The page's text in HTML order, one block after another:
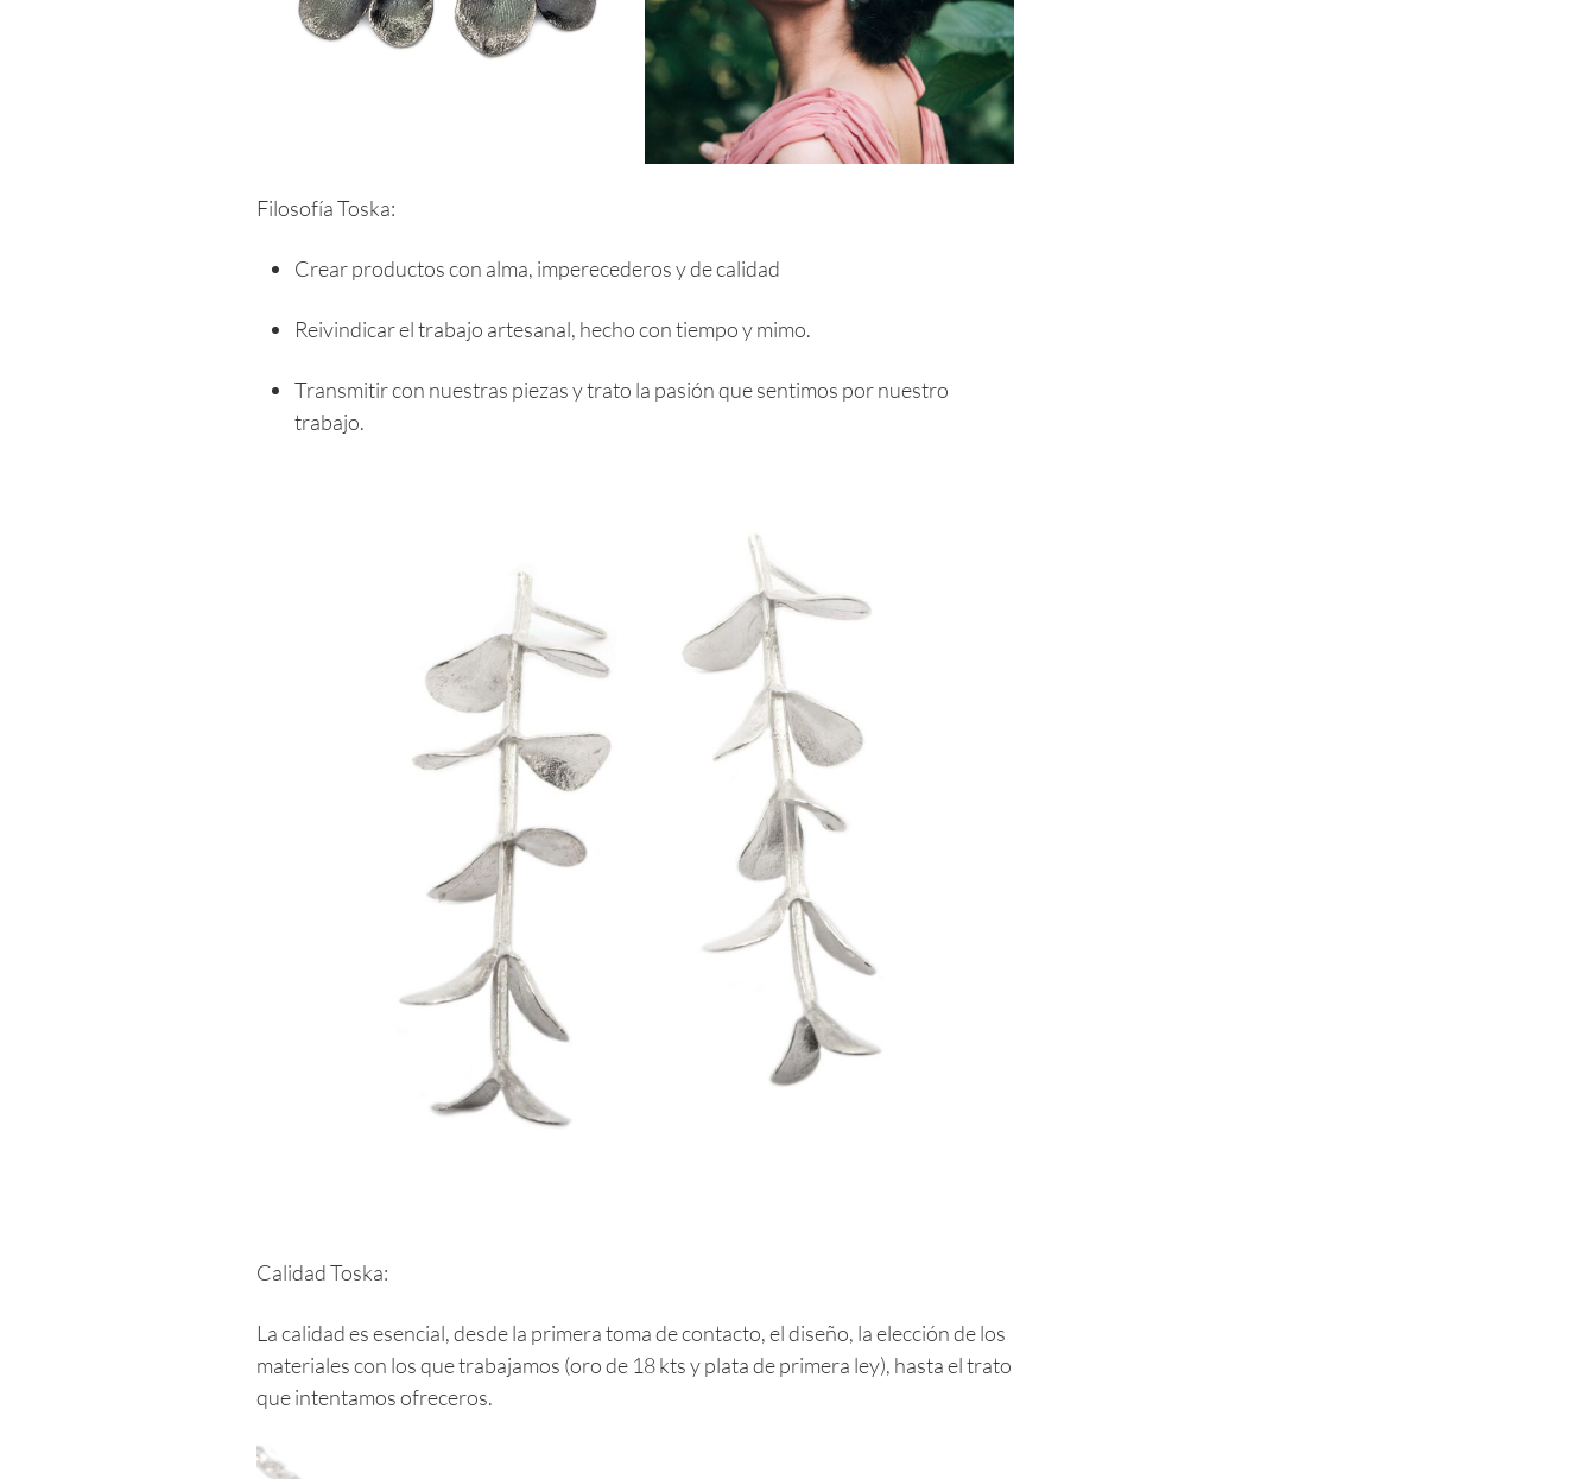
Filosofía Toska:
Crear productos con alma, imperecederos y de calidad
Reivindicar el trabajo artesanal, hecho con tiempo y mimo.
Transmitir con nuestras piezas y trato la pasión que sentimos por nuestro
trabajo.
Calidad Toska:
La calidad es esencial, desde la primera toma de contacto, el diseño, la elección de los
materiales con los que trabajamos (oro de 18 kts y plata de primera ley), hasta el trato
que intentamos ofreceros.